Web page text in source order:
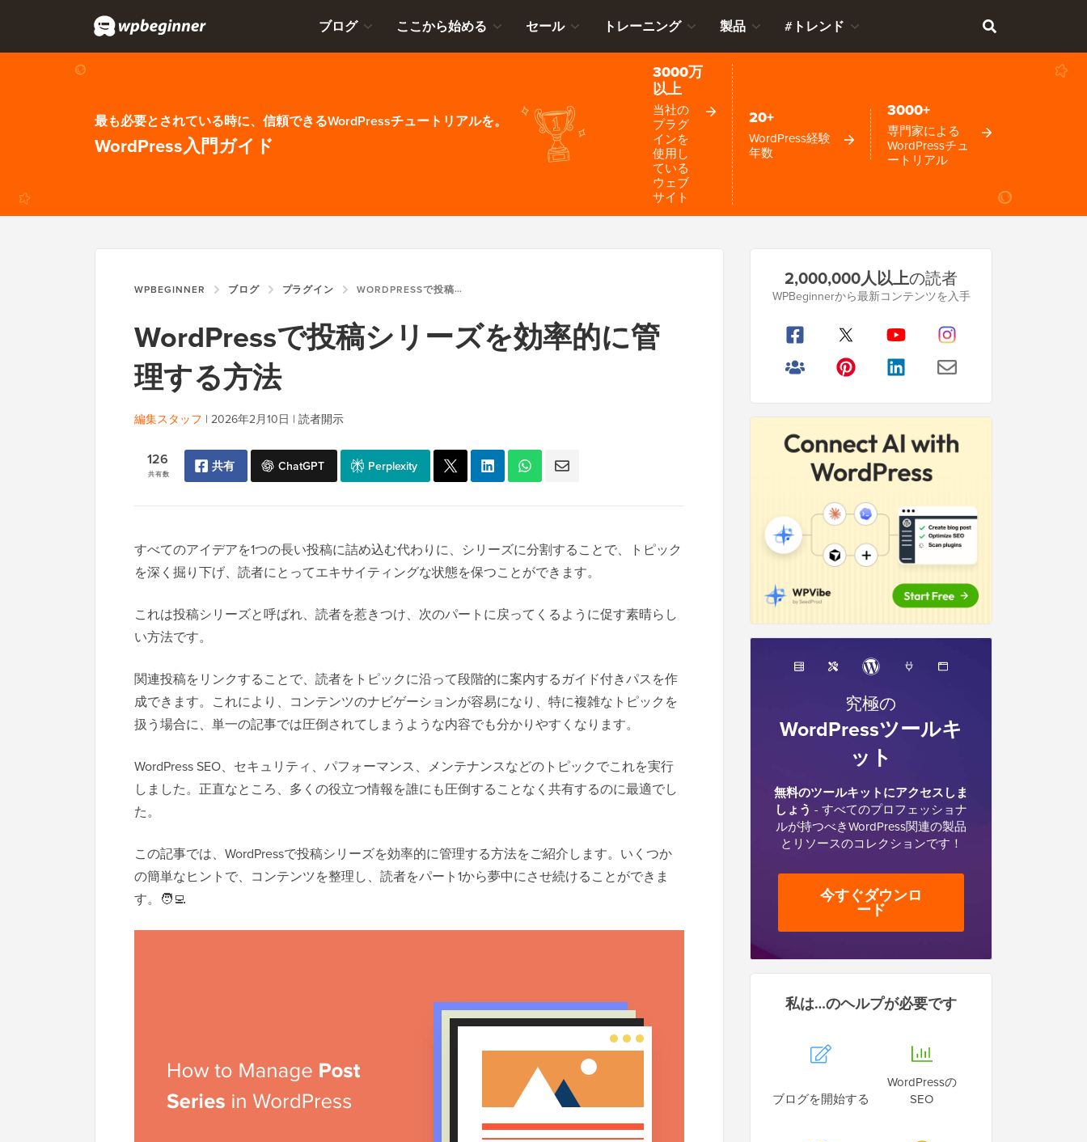
ブログ ここから始める セール トレーニング 製品 #トレンド
最も必要とされている時に、信頼できるWordPressチュートリアルを。
WordPress入門ガイド
3000万
以上
当社の
プラグ
インを
使用し
ている
ウェブ
サイト
20+
WordPress経験
年数
3000+
専門家による
WordPressチュ
ートリアル
WPBEGINNER ブログ プラグイン WORDPRESSで投稿シリーズを効率的に管理する方法
WordPressで投稿シリーズを効率的に管
理する方法
編集スタッフ | 2026年2月10日 | 読者開示
共有数
126 共有 ChatGPT Perplexity
すべてのアイデアを1つの長い投稿に詰め込む代わりに、シリーズに分割することで、トピック
を深く掘り下げ、読者にとってエキサイティングな状態を保つことができます。
これは投稿シリーズと呼ばれ、読者を惹きつけ、次のパートに戻ってくるように促す素晴らし
い方法です。
関連投稿をリンクすることで、読者をトピックに沿って段階的に案内するガイド付きパスを作
成できます。これにより、コンテンツのナビゲーションが容易になり、特に複雑なトピックを
扱う場合に、単一の記事では圧倒されてしまうような内容でも分かりやすくなります。
WordPress SEO、セキュリティ、パフォーマンス、メンテナンスなどのトピックでこれを実行
しました。正直なところ、多くの役立つ情報を誰にも圧倒することなく共有するのに最適でし
た。
この記事では、WordPressで投稿シリーズを効率的に管理する方法をご紹介します。いくつか
の簡単なヒントで、コンテンツを整理し、読者をパート1から夢中にさせ続けることができま
す。🧑‍💻
サ
ー
2,000,000人以上の読者
WPBeginnerから最新コンテンツを入手
究極の
WordPressツールキ
ット
無料のツールキットにアクセスしま
しょう - すべてのプロフェッショナ
ルが持つべきWordPress関連の製品
とリソースのコレクションです！
今すぐダウンロ
ード
私は…のヘルプが必要です
ブログを開始する
WordPressの
SEO